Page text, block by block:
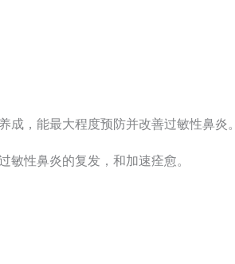
，能最大程度预防并改善过敏性鼻炎。
敏性鼻炎的复发，和加速痊愈。